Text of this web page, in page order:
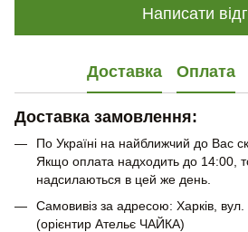
Написати
Доставка Оплата
Доставка замовлення:
По Україні на найближчий до Вас
Якщо оплата надходить до 14:00,
надсилаються в цей же день.
Самовивіз за адресою: Харків,
(орієнтир Ательє ЧАЙКА)